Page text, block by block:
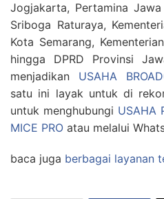
Jogjakarta, Pertamina
Sriboga Raturaya,
Kota Semarang,
hingga DPRD Provinsi
menjadikan USAHA
satu ini layak untuk di
untuk menghubungi USAHA
MICE PRO atau melalui
baca juga berbagai layanan